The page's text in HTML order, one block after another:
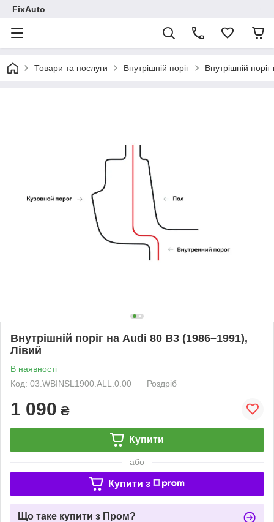
FixAuto
Товари та послуги Внутрішній поріг Внутрішній
Внутрішній поріг на Audi 80 B3 (1986–1991),
Лівий
В наявності
Код: 03.WBINSL1900.ALL.0.00
Роздріб
1 090 ₴
Купити
або
Купити з
Що таке купити з Пром?